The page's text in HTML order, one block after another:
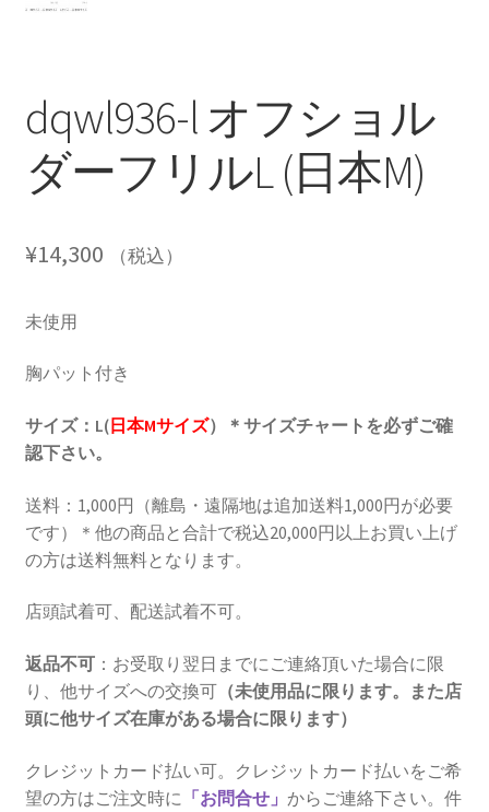
dqwl936-l オフショル
ダーフリルL (日本M)
¥14,300 （税込）
未使用
胸パット付き
サイズ：L(日本Mサイズ）＊サイズチャートを必ずご確
認下さい。
送料：1,000円（離島・遠隔地は追加送料1,000円が必要
です）＊他の商品と合計で税込20,000円以上お買い上げ
の方は送料無料となります。
店頭試着可、配送試着不可。
返品不可：お受取り翌日までにご連絡頂いた場合に限
り、他サイズへの交換可（未使用品に限ります。また店
頭に他サイズ在庫がある場合に限ります）
クレジットカード払い可。クレジットカード払いをご希
望の方はご注文時に 「お問合せ」 からご連絡下さい。件